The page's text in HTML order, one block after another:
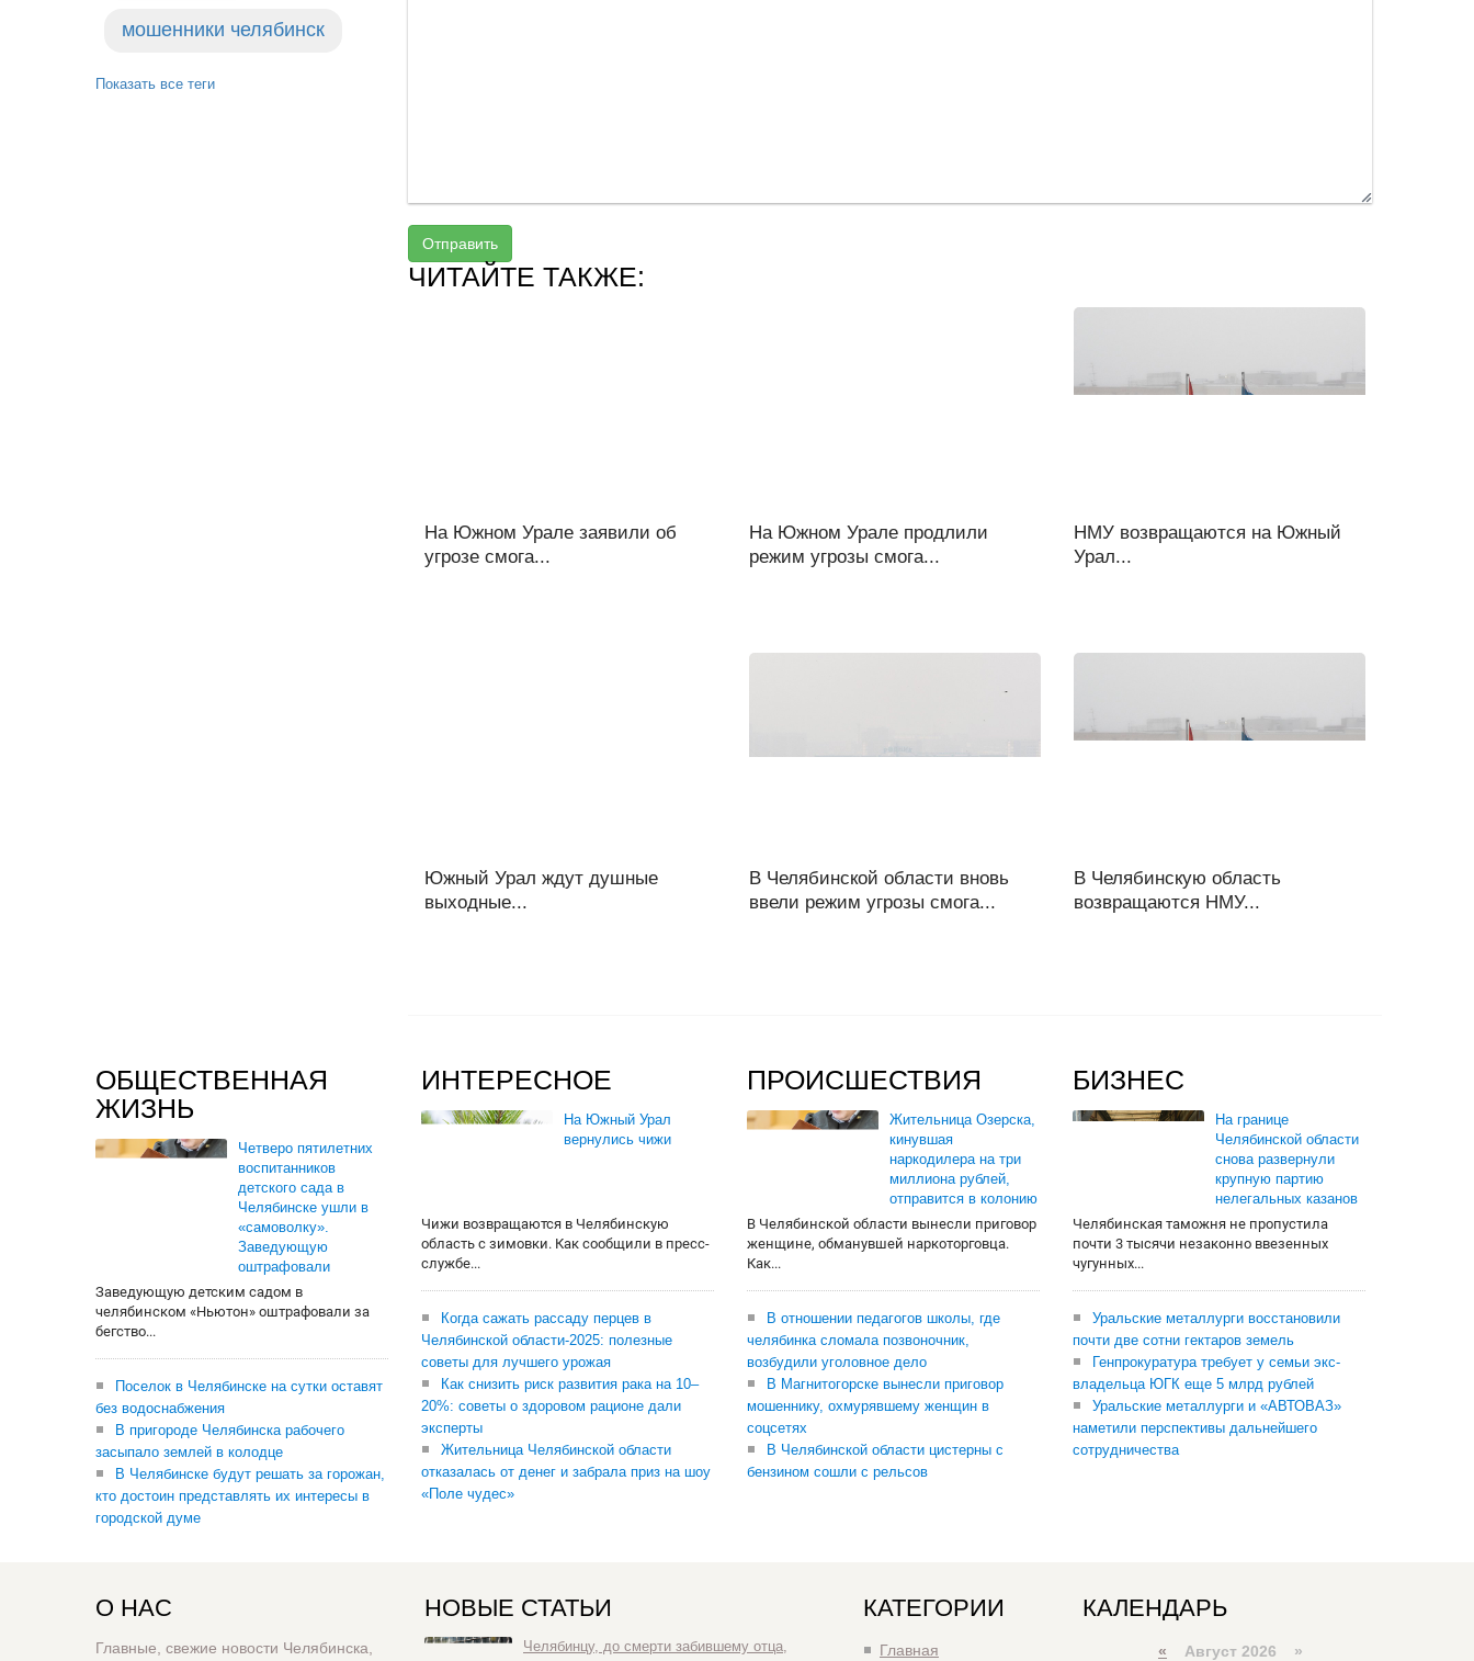
мошенники челябинск
Показать все теги
Отправить
ЧИТАЙТЕ ТАКЖЕ:
На Южном Урале заявили об
угрозе смога...
На Южном Урале продлили
режим угрозы смога...
НМУ возвращаются на Южный
Урал...
Южный Урал ждут душные
выходные...
В Челябинской области вновь
ввели режим угрозы смога...
В Челябинскую область
возвращаются НМУ...
ОБЩЕСТВЕННАЯ
ЖИЗНЬ
Четверо пятилетних
воспитанников
детского сада в
Челябинске ушли в
«самоволку».
Заведующую
оштрафовали
Заведующую детским садом в
челябинском «Ньютон» оштрафовали за
бегство...
Поселок в Челябинске на сутки оставят
без водоснабжения
В пригороде Челябинска рабочего
засыпало землей в колодце
В Челябинске будут решать за горожан,
кто достоин представлять их интересы в
городской думе
ИНТЕРЕСНОЕ
На Южный Урал
вернулись чижи
Чижи возвращаются в Челябинскую
область с зимовки. Как сообщили в пресс-
службе...
Когда сажать рассаду перцев в
Челябинской области-2025: полезные
советы для лучшего урожая
Как снизить риск развития рака на 10–
20%: советы о здоровом рационе дали
эксперты
Жительница Челябинской области
отказалась от денег и забрала приз на шоу
«Поле чудес»
ПРОИСШЕСТВИЯ
Жительница Озерска,
кинувшая
наркодилера на три
миллиона рублей,
отправится в колонию
В Челябинской области вынесли приговор
женщине, обманувшей наркоторговца.
Как...
В отношении педагогов школы, где
челябинка сломала позвоночник,
возбудили уголовное дело
В Магнитогорске вынесли приговор
мошеннику, охмурявшему женщин в
соцсетях
В Челябинской области цистерны с
бензином сошли с рельсов
БИЗНЕС
На границе
Челябинской области
снова развернули
крупную партию
нелегальных казанов
Челябинская таможня не пропустила
почти 3 тысячи незаконно ввезенных
чугунных...
Уральские металлурги восстановили
почти две сотни гектаров земель
Генпрокуратура требует у семьи экс-
владельца ЮГК еще 5 млрд рублей
Уральские металлурги и «АВТОВАЗ»
наметили перспективы дальнейшего
сотрудничества
О НАС
Главные, свежие новости Челябинска,
НОВЫЕ СТАТЬИ
Челябинцу, до смерти забившему отца,
КАТЕГОРИИ
Главная
КАЛЕНДАРЬ
« Август 2026 »